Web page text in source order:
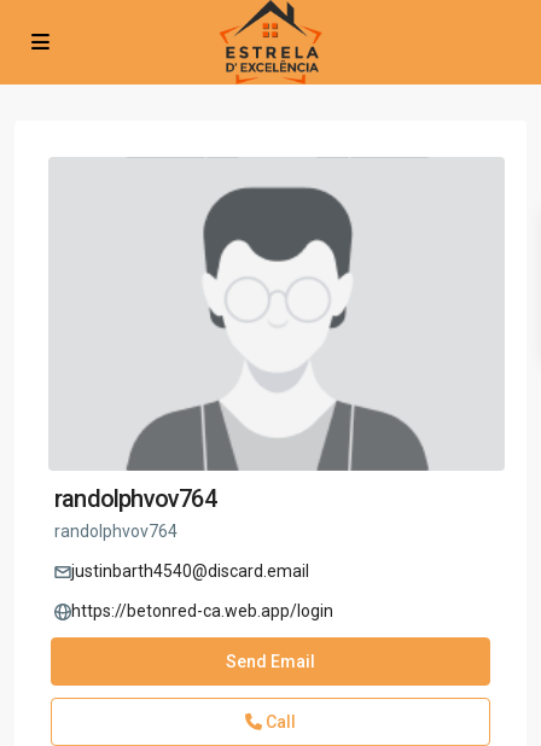
randolphvov764
randolphvov764
justinbarth4540@discard.email
https://betonred-ca.web.app/login
Send Email
Call